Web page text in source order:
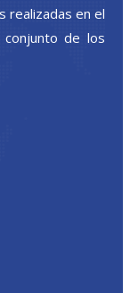
realizadas en el
de los